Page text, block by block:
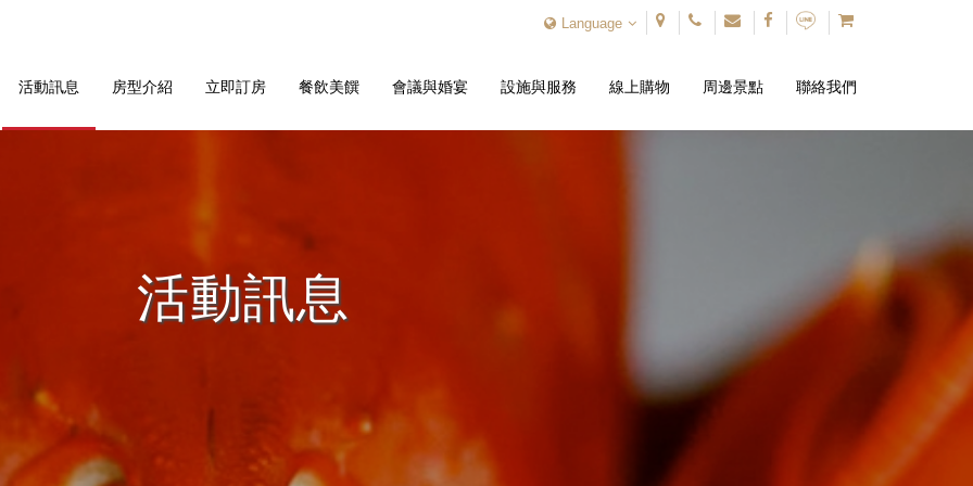
Language
活動訊息 房型介紹 立即訂房 餐飲美饌 會議與婚宴 設施與服務 線上購物 周邊景點 聯絡我們
活動訊息